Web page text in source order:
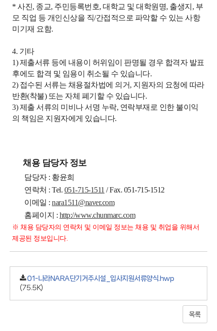
* 사진, 종교, 주민등록번호, 대학교 및 대학원명, 출생지, 부
모 직업 등 개인신상을 직/간접적으로 파악할 수 있는 사항
미기재 요함.
4. 기타
1) 제출서류 등에 내용이 허위임이 판명될 경우 합격자 발표
후에도 합격 및 임용이 취소될 수 있습니다.
2) 접수된 서류는 채용절차법에 의거, 지원자의 요청에 따라
반환(착불) 또는 자체 폐기할 수 있습니다.
3) 제출 서류의 미비나 서명 누락, 연락부재로 인한 불이익
의 책임은 지원자에게 있습니다.
채용 담당자 정보
담당자 : 황윤희
연락처 : Tel. 051-715-1511 / Fax. 051-715-1512
이메일 :nara1511@naver.com
홈페이지 : http://www.chunmarc.com
※ 채용 담당자의 연락처 및 이메일 정보는 채용 및 취업을 위해서
제공된 정보입니다.
01-나라NARA단기거주시설_입사지원서류양식.hwp
(75.5K)
목록